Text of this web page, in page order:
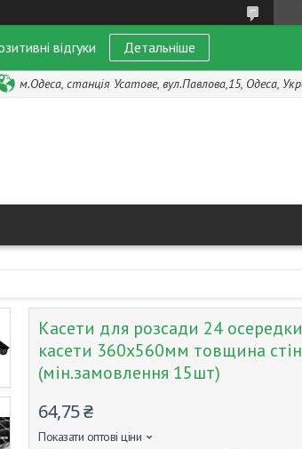
відгуки Детальніше
м.Одеса, станція Усатове, вул.Павлова,15, Одеса,
Касети для розсади 24
касети 360х560мм товщина
(мін.замовлення 15шт)
64,75 ₴
Показати оптові ціни